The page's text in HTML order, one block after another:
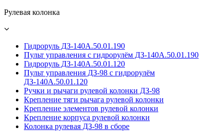
Рулевая колонка
Гидроруль ДЗ-140А.50.01.190
Пульт управления с гидрорулём ДЗ-140А.50.01.190
Гидроруль ДЗ-140А.50.01.120
Пульт управления ДЗ-98 с гидрорулём
ДЗ-140А.50.01.120
Ручки и рычаги рулевой колонки ДЗ-98
Крепление тяги рычага рулевой колонки
Крепление элементов рулевой колонки
Крепление корпуса рулевой колонки
Колонка рулевая ДЗ-98 в сборе